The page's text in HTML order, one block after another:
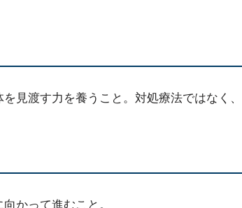
見渡す力を養うこと。対処療法ではなく、
かって進むこと。